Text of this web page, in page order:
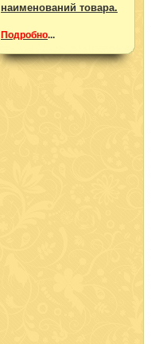
наименований товара.
Подробно...